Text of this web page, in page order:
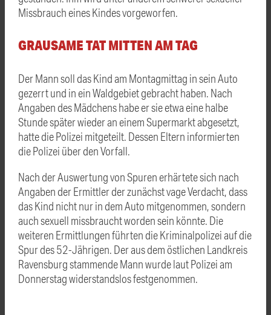
Missbrauch eines Kindes vorgeworfen.
GRAUSAME TAT MITTEN AM TAG
Der Mann soll das Kind am Montagmittag in sein Auto
gezerrt und in ein Waldgebiet gebracht haben. Nach
Angaben des Mädchens habe er sie etwa eine halbe
Stunde später wieder an einem Supermarkt abgesetzt,
hatte die Polizei mitgeteilt. Dessen Eltern informierten
die Polizei über den Vorfall.
Nach der Auswertung von Spuren erhärtete sich nach
Angaben der Ermittler der zunächst vage Verdacht, dass
das Kind nicht nur in dem Auto mitgenommen, sondern
auch sexuell missbraucht worden sein könnte. Die
weiteren Ermittlungen führten die Kriminalpolizei auf die
Spur des 52-Jährigen. Der aus dem östlichen Landkreis
Ravensburg stammende Mann wurde laut Polizei am
Donnerstag widerstandslos festgenommen.